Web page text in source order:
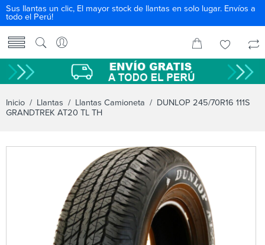
Sus llantas un clic, El mayor stock de llantas en solo lugar. Envíos a
todo el Perú!
Inicio / Llantas / Llantas Camioneta / DUNLOP 245/70R16 111S
GRANDTREK AT20 TL TH